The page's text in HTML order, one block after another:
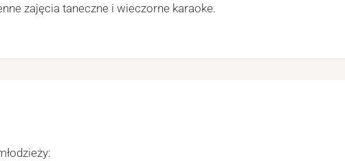
zajęcia taneczne i wieczorne karaoke.